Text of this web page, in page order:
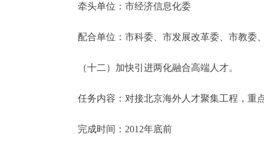
牵头单位：市经济信息化委
配合单位：市科委、市发展改革委、市教委
（十二）加快引进两化融合高端人才。
任务内容：对接北京海外人才聚集工程，重
完成时间：2012年底前